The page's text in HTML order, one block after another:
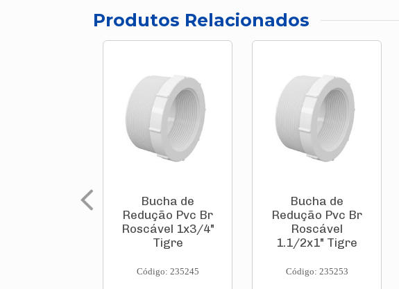
Produtos Relacionados
Bucha de
Redução Pvc Br
Roscável 1x3/4"
Tigre
Código: 235245
Bucha de
Redução Pvc Br
Roscável
1.1/2x1" Tigre
Código: 235253